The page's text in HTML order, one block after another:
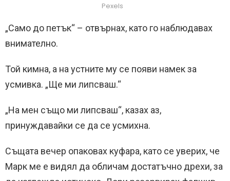
Pexels
„Само до петък“ – отвърнах, като го наблюдавах
внимателно.
Той кимна, а на устните му се появи намек за
усмивка. „Ще ми липсваш.“
„На мен също ми липсваш“, казах аз,
принуждавайки се да се усмихна.
Същата вечер опаковах куфара, като се уверих, че
Марк ме е видял да обличам достатъчно дрехи, за